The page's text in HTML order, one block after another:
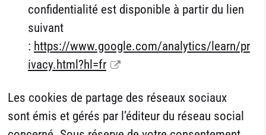
confidentialité est disponible à partir du lien
suivant
: https://www.google.com/analytics/learn/pr
ivacy.html?hl=fr
Les cookies de partage des réseaux sociaux
sont émis et gérés par l’éditeur du réseau social